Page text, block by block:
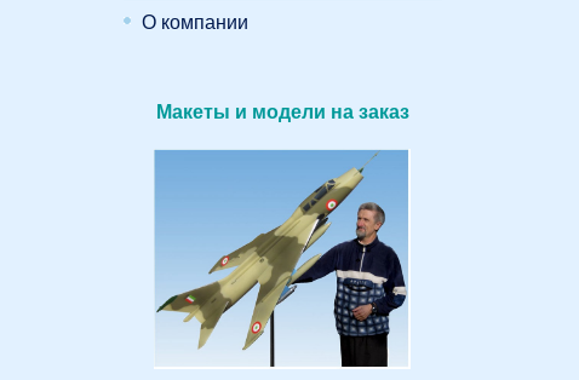
О компании
Макеты и модели на заказ